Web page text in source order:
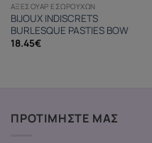
ΑΞΕΣΟΥΆΡ ΕΣΩΡΟΎΧΩΝ
BIJOUX INDISCRETS
BURLESQUE PASTIES BOW
18.45€
ΠΡΟΤΙΜΗΣΤΕ ΜΑΣ